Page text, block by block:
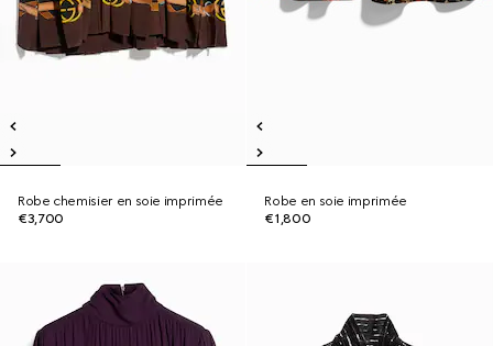
Robe chemisier en soie imprimée
€3,700
Robe en soie imprimée
€1,800